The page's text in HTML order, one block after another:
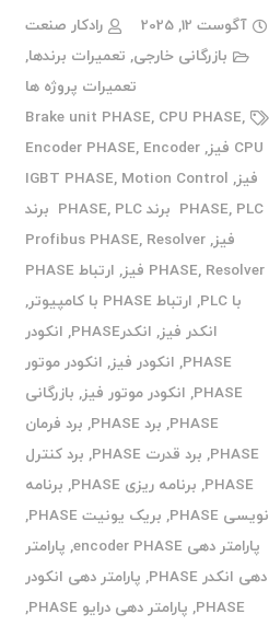
آگوست 12, 2025
رادکار صنعت
بازرگانی خارجی, تعمیرات برندها,
تعمیرات پروژه ها
Brake unit PHASE, CPU PHASE,
CPU فیز
,
Encoder PHASE, Encoder
فیز,
IGBT PHASE, Motion Control
PHASE, PLC برند PHASE ,
PLC برند
فیز,
Profibus PHASE, Resolver
PHASE, Resolver فیز ,
ارتباط PHASE
با PLC
, ارتباط PHASE با کامپیوتر
,
انکدر فیز, انکدرPHASE , انکودر
PHASE
, انکودر فیز, انکودر موتور
PHASE
, انکودر موتور فیز, بازرگانی
PHASE
, برد PHASE , برد فرمان
PHASE
, برد قدرت PHASE , برد کنترل
PHASE
, برنامه ریزی PHASE , برنامه
نویسی PHASE
, بریک یونیت PHASE
,
پارامتر دهی encoder PHASE
, پارامتر
دهی انکدر PHASE
, پارامتر دهی انکودر
PHASE
, پارامتر دهی درایو PHASE
,